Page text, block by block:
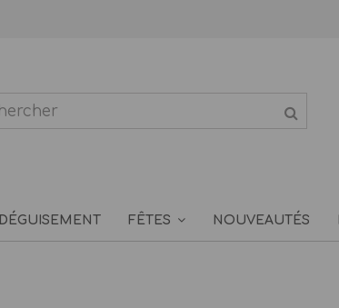
DÉGUISEMENT FÊTES NOUVEAUTÉS